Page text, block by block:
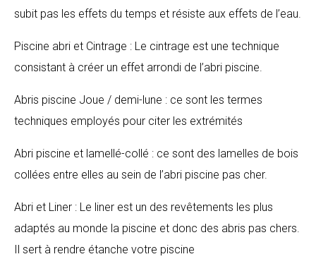
subit pas les effets du temps et résiste aux effets de l’eau.
Piscine abri et Cintrage : Le cintrage est une technique
consistant à créer un effet arrondi de l’abri piscine.
Abris piscine Joue / demi-lune : ce sont les termes
techniques employés pour citer les extrémités
Abri piscine et lamellé-collé : ce sont des lamelles de bois
collées entre elles au sein de l’abri piscine pas cher.
Abri et Liner : Le liner est un des revêtements les plus
adaptés au monde la piscine et donc des abris pas chers.
Il sert à rendre étanche votre piscine